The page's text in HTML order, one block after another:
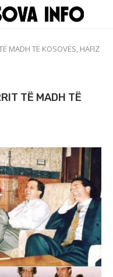
MADH TË KOSOVËS, HAFIZ
TË MADH TË